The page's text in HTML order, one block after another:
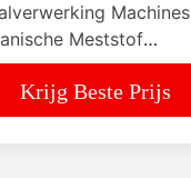
Machines
Meststof
Krijg Beste Prijs